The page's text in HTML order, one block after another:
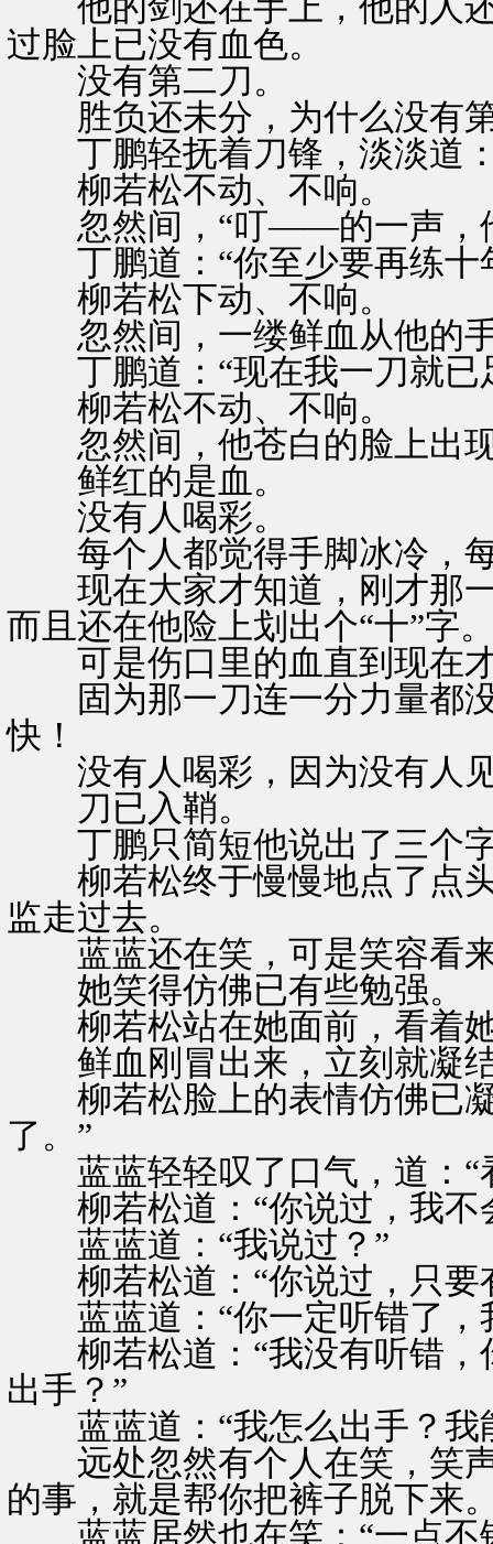
他的剑还在手上，他的人还
过脸上已没有血色。
没有第二刀。
胜负还未分，为什么没有
丁鹏轻抚着刀锋，淡淡道：
柳若松不动、不响。
忽然间，“叮——的一声，
丁鹏道：“你至少要再练十
柳若松下动、不响。
忽然间，一缕鲜血从他的
丁鹏道：“现在我一刀就已
柳若松不动、不响。
忽然间，他苍白的脸上出现
鲜红的是血。
没有人喝彩。
每个人都觉得手脚冰冷，每
现在大家才知道，刚才那一
而且还在他险上划出个“十”字
可是伤口里的血直到现在
固为那一刀连一分力量都没
快！
没有人喝彩，因为没有人
刀已入鞘。
丁鹏只简短他说出了三个字
柳若松终于慢慢地点了点头
监走过去。
蓝蓝还在笑，可是笑容看来
她笑得仿佛已有些勉强。
柳若松站在她面前，看着她
鲜血刚冒出来，立刻就凝
柳若松脸上的表情仿佛已凝
了。”
蓝蓝轻轻叹了口气，道：“
柳若松道：“你说过，我不
蓝蓝道：“我说过？”
柳若松道：“你说过，只要
蓝蓝道：“你一定听错了，
柳若松道：“我没有听错，
出手？”
蓝蓝道：“我怎么出手？我
远处忽然有个人在笑，笑声
的事，就是帮你把裤子脱下来
蓝蓝居然也在笑：“一点不